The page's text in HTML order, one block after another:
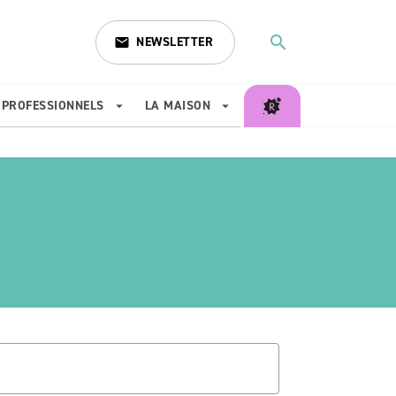
email NEWSLETTER search
PROFESSIONNELS arrow_drop_down LA MAISON arrow_drop_down
search